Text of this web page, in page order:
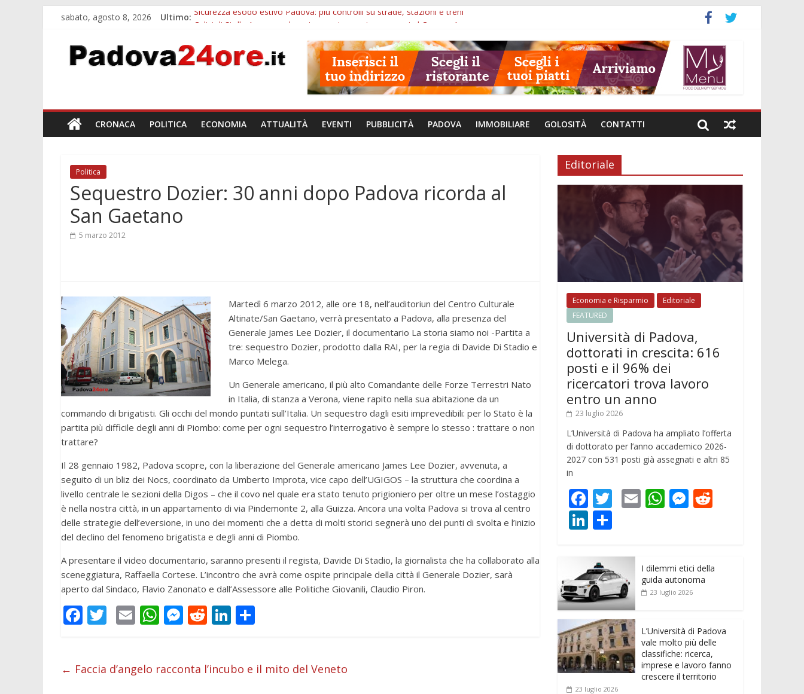
sabato, agosto 8, 2026 Ultimo: Sicurezza esodo estivo Padova: più controlli su strade, stazioni e treni
Notizie di Padova alle ore 10: censimento a Monselice, arresto antidroga e siccità
Notizie di Padova alle ore 23: maltrattamenti, arresto a Limena e progetto Cool Shop
Bando sicurezza urbana Veneto: 650mila euro per Comuni e Polizie locali
CRONACA POLITICA ECONOMIA ATTUALITÀ EVENTI PUBBLICITÀ PADOVA IMMOBILIARE GOLOSITÀ CONTATTI
Politica
Sequestro Dozier: 30 anni dopo Padova ricorda al
San Gaetano
5 marzo 2012
Martedì 6 marzo 2012, alle ore 18, nell’auditoriun del Centro Culturale
Altinate/San Gaetano, verrà presentato a Padova, alla presenza del
Generale James Lee Dozier, il documentario La storia siamo noi -Partita a
tre: sequestro Dozier, prodotto dalla RAI, per la regia di Davide Di Stadio e
Marco Melega.
Un Generale americano, il più alto Comandante delle Forze Terrestri Nato
in Italia, di stanza a Verona, viene rapito nella sua abitazione da un
commando di brigatisti. Gli occhi del mondo puntati sull’Italia. Un sequestro dagli esiti imprevedibili: per lo Stato è la
partita più difficile degli anni di Piombo: come per ogni sequestro l’interrogativo è sempre lo stesso : trattare o non
trattare?
Il 28 gennaio 1982, Padova scopre, con la liberazione del Generale americano James Lee Dozier, avvenuta, a
seguito di un bliz dei Nocs, coordinato da Umberto Improta, vice capo dell’UGIGOS – la struttura che coordina a
livello centrale le sezioni della Digos – che il covo nel quale era stato tenuto prigioniero per oltre un mese l’ostaggio
è nella nostra città, in un appartamento di via Pindemonte 2, alla Guizza. Ancora una volta Padova si trova al centro
delle strategie dell’eversione, in uno dei momenti che a detta di molti storici segnerà uno dei punti di svolta e l’inizio
del declino del fenomeno brigatista e degli anni di Piombo.
A presentare il video documentario, saranno presenti il regista, Davide Di Stadio, la giornalista che ha collaborato alla
sceneggiatura, Raffaella Cortese. L’incontro che avrà come ospite principale della città il Generale Dozier, sarà
aperto dal Sindaco, Flavio Zanonato e dall’Assessore alle Politiche Giovanili, Claudio Piron.
F
b
T
er
E
l
W
s
M
e
R
di
Li
e di
← Faccia d’angelo racconta l’incubo e il mito del Veneto
Editoriale
Economia e Risparmio
Editoriale
FEATURED
Università di Padova,
dottorati in crescita: 616
posti e il 96% dei
ricercatori trova lavoro
entro un anno
23 luglio 2026
L’Università di Padova ha ampliato l’offerta
di dottorato per l’anno accademico 2026-
2027 con 531 posti già assegnati e altri 85
in
F
ac
e
b
o
o
k
T
er
E W
A
p
M
n
g
t
Li
k
e
dI
n
n
di
vi
di
I dilemmi etici della
guida autonoma
23 luglio 2026
L’Università di Padova
vale molto più delle
classifiche: ricerca,
imprese e lavoro fanno
crescere il territorio
23 luglio 2026